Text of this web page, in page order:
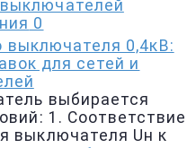
0
выключателя 0,4кВ:
для сетей и
выбирается
1. Соответствие
выключателя Uн к